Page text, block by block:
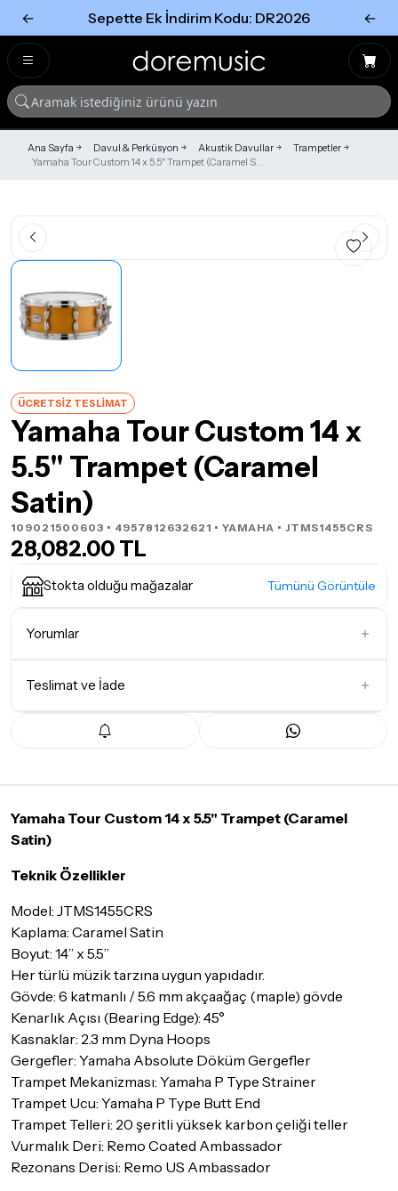
← Sepette Ek İndirim Kodu: DR2026 ←
Ana Sayfa Davul & Perküsyon Akustik Davullar
Trampetler
Yamaha Tour Custom 14 x 5.5" Trampet (Caramel S...
ÜCRETSİZ TESLİMAT
Yamaha Tour Custom 14 x
5.5" Trampet (Caramel
Satin)
109021500603 • 4957812632621 • YAMAHA • JTMS1455CRS
28,082.00 TL
Stokta olduğu mağazalar Tümünü Görüntüle
Yorumlar
Teslimat ve İade
Teslimat Koşulları
tatil günlerinde teslimat yapılamamaktadır.
Seçtiğiniz ürünlerin tamamı
Aras Kargo
İade Koşulları
Sitemiz üzerinden satın almış olduğunuz ürünleri, teslimat
tarihinden itibaren14 Güniçerisinde iade edebilir ya da
değiştirebilirsiniz.
İadesi ve değişimi mümkün olmayan ürünler için
İade ve değişimi talep edilecek ürünün ticari vasfını yitirmemiş
olması, ambalajının korunmuş, aksesuar ve tüm ürün içeriğinin
eksiksiz olması gerekmektedir. Satın almış olduğunuz ürünü
göndermeden önce mutlakaDestek ekibimiz ile iletişime
geçerek bilgi veriniz.
İade ve değişim koşulları, ürün kategorilerine göre farklılık
gösterebilir. Lütfen satın almadan önce ilgili ürünün
Yamaha Tour Custom 14 x 5.5" Trampet (Caramel
Satin)
Teknik Özellikler
Model: JTMS1455CRS
Kaplama: Caramel Satin
Boyut: 14” x 5.5”
Her türlü müzik tarzına uygun yapıdadır.
Gövde: 6 katmanlı / 5.6 mm akçaağaç (maple) gövde
Kenarlık Açısı (Bearing Edge): 45°
Kasnaklar: 2.3 mm Dyna Hoops
Gergefler: Yamaha Absolute Döküm Gergefler
Trampet Mekanizması: Yamaha P Type Strainer
Trampet Ucu: Yamaha P Type Butt End
Trampet Telleri: 20 şeritli yüksek karbon çeliği teller
Vurmalık Deri: Remo Coated Ambassador
Rezonans Derisi: Remo US Ambassador
Tümünü Gör
Tümünü gör